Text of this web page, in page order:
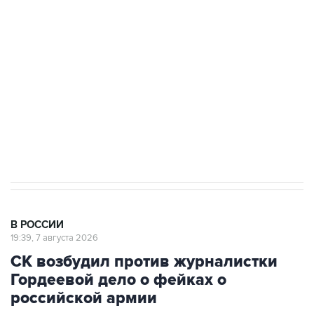
В РОССИИ
19:39, 7 августа 2026
СК возбудил против журналистки
Гордеевой дело о фейках о
российской армии